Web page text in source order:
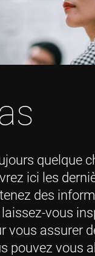
quelque
ici les
des
vous
vous assurer
pouvez vous